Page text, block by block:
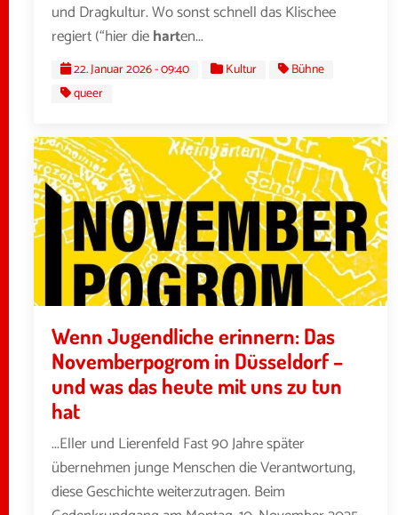
und Dragkultur. Wo sonst schnell das Klischee
regiert (“hier dieharten...
22. Januar 2026 - 09:40 Kultur
Bühne
queer
Wenn Jugendliche erinnern: Das
Novemberpogrom in Düsseldorf –
und was das heute mit uns zu tun
hat
...Eller und Lierenfeld Fast 90 Jahre später
übernehmen junge Menschen die Verantwortung,
diese Geschichte weiterzutragen. Beim